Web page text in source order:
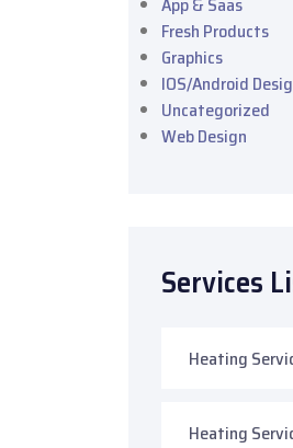
Fresh Products
Graphics
IOS/Android
Uncategorized
Web Design
Services
Heating
Heating